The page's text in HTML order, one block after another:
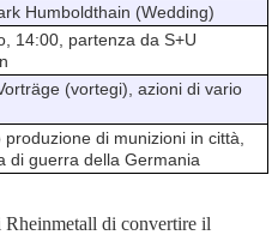
Humboldthain (Wedding)
14:00, partenza da S+U
(vortegi), azioni di vario
di munizioni in città,
di guerra della Germania
Rheinmetall di convertire il